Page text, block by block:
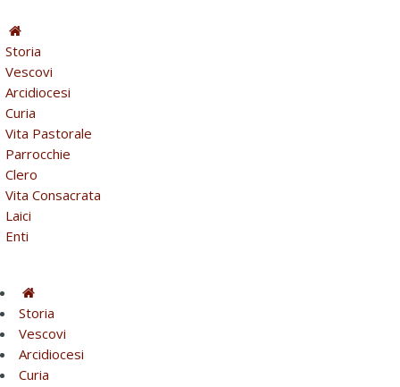
Storia
Vescovi
Arcidiocesi
Curia
Vita Pastorale
Parrocchie
Clero
Vita Consacrata
Laici
Enti
Storia
Vescovi
Arcidiocesi
Curia